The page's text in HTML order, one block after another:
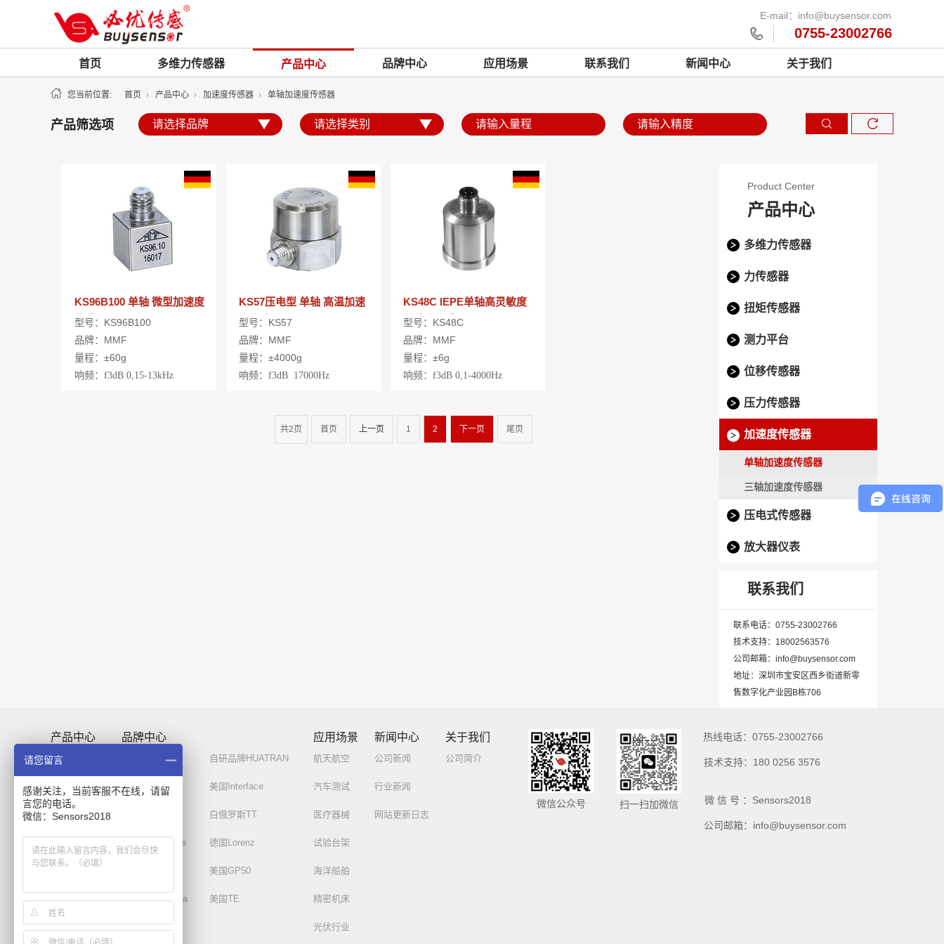
E-mail：info@buysensor.com
0755-23002766
首页 多维力传感器 产品中心 品牌中心 应用场景 联系我们 新闻中心 关于我们
您当前位置: 首页 产品中心 加速度传感器 单轴加速度传感器
产品筛选项
KS96B100 单轴 微型加速度
传感器
型号：KS96B100
品牌：MMF
量程：±60g
响频 ： f3dB 0,15-13kHz
KS57压电型 单轴 高温加速
度传感器
型号：KS57
品牌：MMF
量程：±4000g
响频 ： f3dB 17000Hz
KS48C IEPE单轴高灵敏度
加速度传感器
型号：KS48C
品牌：MMF
量程：±6g
响频 ： f3dB 0,1-4000Hz
共2页 首页 上一页 1 2 下一页 尾页
Product Center
产品中心
多维力传感器
力传感器
扭矩传感器
测力平台
位移传感器
压力传感器
加速度传感器
单轴加速度传感器
三轴加速度传感器
压电式传感器
放大器仪表
联系我们
联系电话：0755-23002766
技术支持：18002563576
公司邮箱：info@buysensor.com
地址：深圳市宝安区西乡街道新零
售数字化产业园B栋706
产品中心
力传感器
扭矩传感器
测力平台
压电式传感器
放大器仪表
品牌中心
自研品牌-必优 自研品牌HUATRAN
德国ME 美国Interface
白俄罗斯TT
土耳其Dynalabs 德国Lorenz
美国GP50
美国SensorData 美国TE
美国ATI
应用场景
航天航空
汽车测试
医疗器械
试验台架
海洋船舶
精密机床
光伏行业
新闻中心
公司新闻
行业新闻
网站更新日志
关于我们
公司简介
微信公众号 扫一扫加微信
技术支持：180 0256 3576
热线电话：0755-23002766
公司邮箱：info@buysensor.com
微 信 号 ：Sensors2018
请您留言
感谢关注，当前客服不在线，请留
言您的电话。
微信：Sensors2018